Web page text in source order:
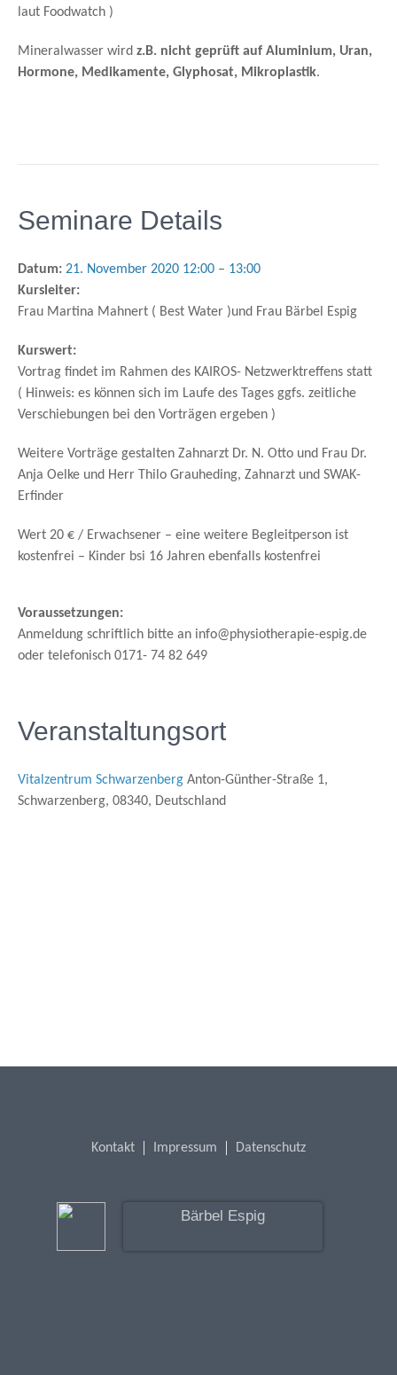
laut Foodwatch )
Mineralwasser wird z.B. nicht geprüft auf Aluminium, Uran,
Hormone, Medikamente, Glyphosat, Mikroplastik.
Seminare Details
Datum: 21. November 2020 12:00 – 13:00
Kursleiter:
Frau Martina Mahnert ( Best Water )und Frau Bärbel Espig
Kurswert:
Vortrag findet im Rahmen des KAIROS- Netzwerktreffens statt
( Hinweis: es können sich im Laufe des Tages ggfs. zeitliche
Verschiebungen bei den Vorträgen ergeben )
Weitere Vorträge gestalten Zahnarzt Dr. N. Otto und Frau Dr.
Anja Oelke und Herr Thilo Grauheding, Zahnarzt und SWAK-
Erfinder
Wert 20 € / Erwachsener – eine weitere Begleitperson ist
kostenfrei – Kinder bsi 16 Jahren ebenfalls kostenfrei
Voraussetzungen:
Anmeldung schriftlich bitte an info@physiotherapie-espig.de
oder telefonisch 0171- 74 82 649
Veranstaltungsort
Vitalzentrum Schwarzenberg Anton-Günther-Straße 1,
Schwarzenberg, 08340, Deutschland
Kontakt Impressum Datenschutz
Bärbel Espig